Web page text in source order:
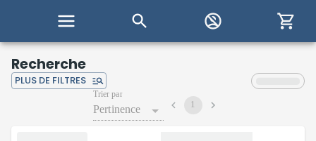
Recherche
PLUS DE FILTRES
Trier par
Pertinence 1